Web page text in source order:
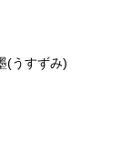
うすずみ)